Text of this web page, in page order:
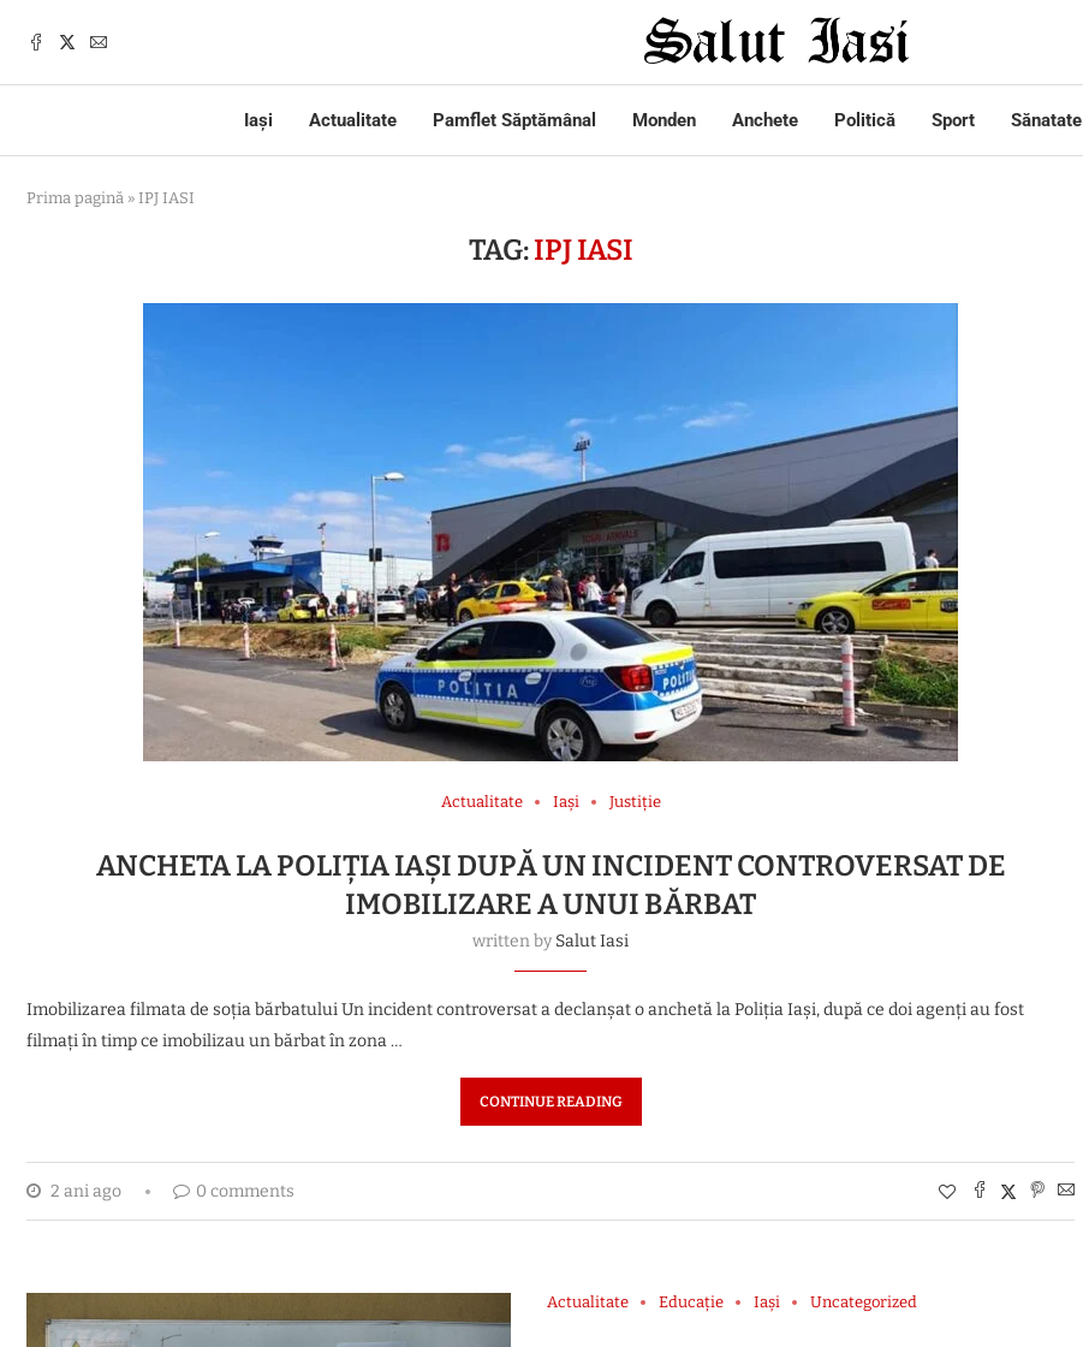
Iași Actualitate Pamflet Săptămânal Monden Anchete Politică Sport Sănatate
Prima pagină » IPJ IASI
TAG:IPJ IASI
Actualitate Iași Justiție
ANCHETA LA POLIȚIA IAȘI DUPĂ UN INCIDENT CONTROVERSAT DE
IMOBILIZARE A UNUI BĂRBAT
written bySalut Iasi
Imobilizarea filmata de soția bărbatului Un incident controversat a declanșat o anchetă la Poliția Iași, după ce doi agenți au fost
filmați în timp ce imobilizau un bărbat în zona …
CONTINUE READING
2 ani ago 0 comments
Actualitate Educație Iași Uncategorized